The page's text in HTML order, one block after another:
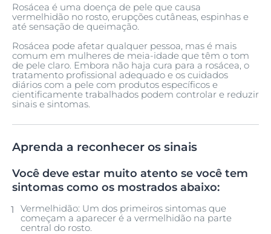
Rosácea é uma doença de pele que causa
vermelhidão no rosto, erupções cutâneas, espinhas e
até sensação de queimação.
Rosácea pode afetar qualquer pessoa, mas é mais
comum em mulheres de meia-idade que têm o tom
de pele claro. Embora não haja cura para a rosácea, o
tratamento profissional adequado e os cuidados
diários com a pele com produtos específicos e
cientificamente trabalhados podem controlar e reduzir
sinais e sintomas.
Aprenda a reconhecer os sinais
Você deve estar muito atento se você tem
sintomas como os mostrados abaixo:
Vermelhidão: Um dos primeiros sintomas que
começam a aparecer é a vermelhidão na parte
central do rosto.